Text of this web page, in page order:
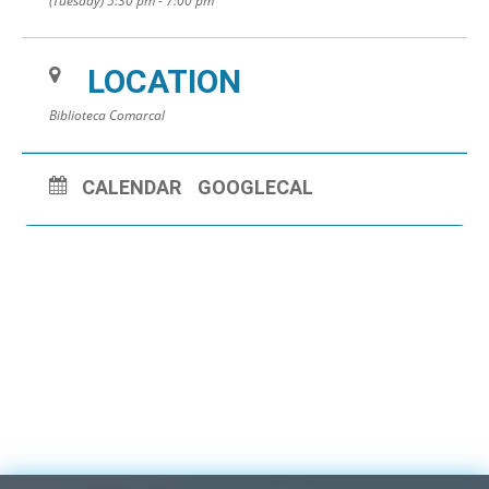
LOCATION
Biblioteca Comarcal
CALENDAR GOOGLECAL